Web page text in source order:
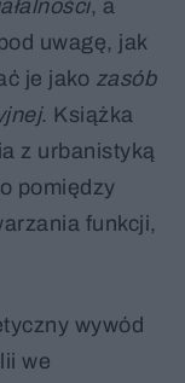
, a
uwagę, jak
je jako zasób
. Książka
z urbanistyką
pomiędzy
funkcji,
wywód
we